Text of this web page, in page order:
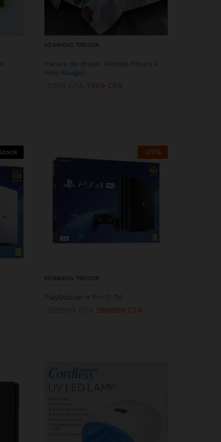
KENBANG TRÉSOR
Parure de draps. Modèle Fleurs à
Pois Rouges
7469 CFA
-27%
KENBANG TRÉSOR
PlayStation 4 Pro (1 To)
269999 CFA